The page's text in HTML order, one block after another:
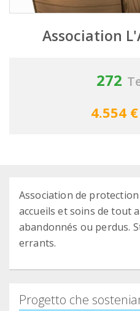
Association
272
4.554 €
Association de
accueils et soins de tout
abandonnés ou perdus.
errants.
Progetto che